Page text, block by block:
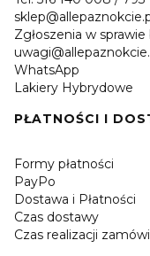
Zgłoszenia w
WhatsApp
Lakiery Hybrydowe
PŁATNOŚCI I
Formy płatności
PayPo
Dostawa i Płatności
Czas dostawy
Czas realizacji